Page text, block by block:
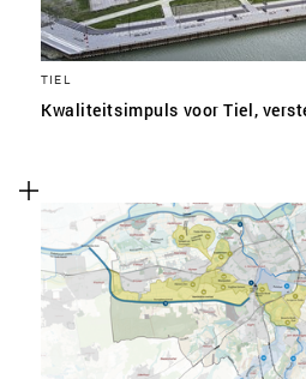
TIEL
Kwaliteitsimpuls voor Tiel,